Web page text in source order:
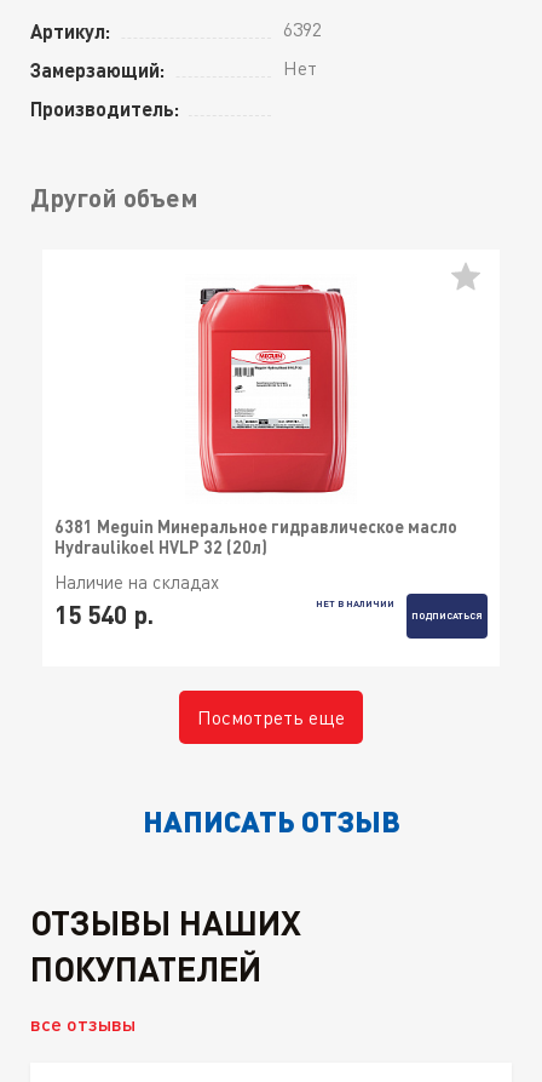
Артикул: 6392
Замерзающий: Нет
Производитель:
Другой объем
6381 Meguin Минеральное гидравлическое масло
Hydraulikoel HVLP 32 (20л)
Наличие на складах
15 540 р.
НЕТ В НАЛИЧИИ
ПОДПИСАТЬСЯ
Посмотреть еще
НАПИСАТЬ ОТЗЫВ
ОТЗЫВЫ НАШИХ
ПОКУПАТЕЛЕЙ
все отзывы